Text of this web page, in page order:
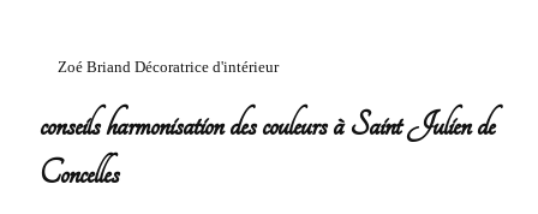
Zoé Briand Décoratrice d'intérieur
conseils harmonisation des couleurs à Saint Julien de
Concelles